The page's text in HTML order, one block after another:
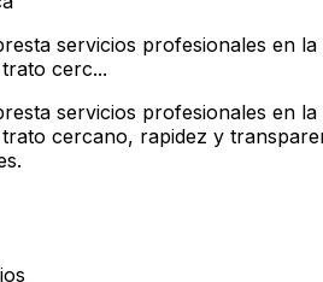
servicios profesionales en
cerc...
servicios profesionales en
cercano, rapidez y